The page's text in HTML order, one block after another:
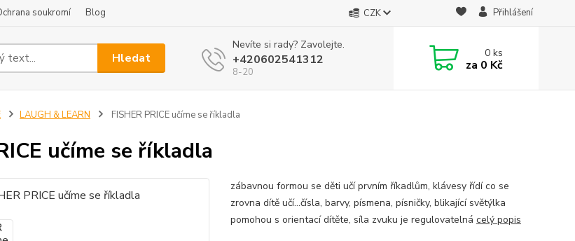
soukromí Blog CZK Přihlášení
Hledat
Nevíte si rady? Zavolejte.
+420602541312
8-20
0ks
za 0 Kč
LAUGH & LEARN FISHER PRICE učíme se říkladla
učíme se říkladla
zábavnou formou se děti učí prvním říkadlům, klávesy řídí co se
zrovna dítě učí...čísla, barvy, písmena, písničky, blikající světýlka
pomohou s orientací dítěte, síla zvuku je regulovatelná celý popis